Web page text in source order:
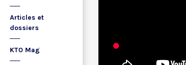
Articles et
dossiers
KTO Mag